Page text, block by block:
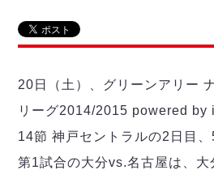
メットライフ生命Ｆ２リ
試合日程
順位表
戦績表
警告・退場・出場停止選手
ペスカドーラ町田
湘南ベルマーレ
名古屋オーシャンズ
シュライカー大阪
ボルクバレット北九州
バサジィ大分
リーグ概要
日本フットサルリーグについて
大会概要
リーグ要項
クラブライセンス関連
過去の記録 ARCHIVE
過去の試合記録
ディビジョン1 試合記録
プロジェクト PROJECT
ABeam AWARD
DIVISION 01
20日（土）、グリーンアリー
リーグ2014/2015 powered by
14節 神戸セントラルの2日目、
第1試合の大分vs.名古屋は、